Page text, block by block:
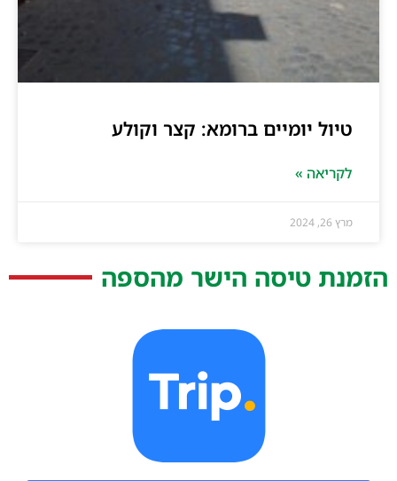
טיול יומיים ברומא: קצר וקולע
לקריאה »
מרץ 26, 2024
הזמנת טיסה הישר מהספה